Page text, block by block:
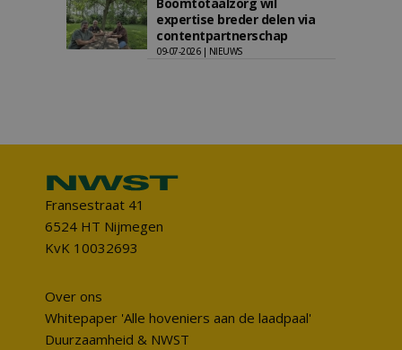
expertise breder delen via
contentpartnerschap
09-07-2026 | NIEUWS
Fransestraat 41
6524 HT Nijmegen
KvK 10032693
Over ons
Whitepaper 'Alle hoveniers aan de laadpaal'
Duurzaamheid & NWST